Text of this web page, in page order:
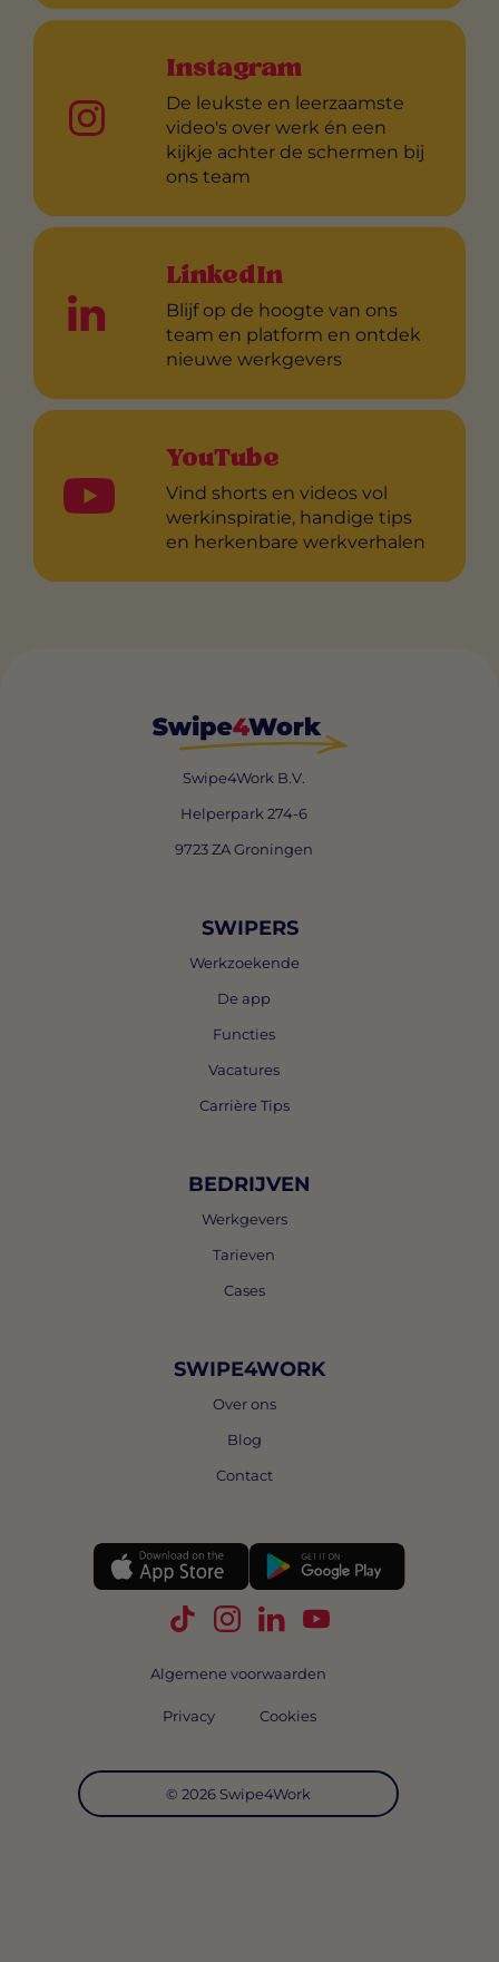
Instagram
De leukste en leerzaamste
video's over werk én een
kijkje achter de schermen bij
ons team
LinkedIn
Blijf op de hoogte van ons
team en platform en ontdek
nieuwe werkgevers
YouTube
Vind shorts en videos vol
werkinspiratie, handige tips
en herkenbare werkverhalen
Swipe4Work B.V.
Helperpark 274-6
9723 ZA Groningen
SWIPERS
Werkzoekende
De app
Functies
Vacatures
Carrière Tips
BEDRIJVEN
Werkgevers
Tarieven
Cases
SWIPE4WORK
Over ons
Blog
Contact
Volg Swipe4Work op TikTok
Volg Swipe4Work op
Volg Swipe4Work op
Volg Swipe4Work
© 2026 Swipe4Work
Algemene voorwaarden
Privacy Cookies